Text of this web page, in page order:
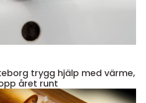
värme,
året runt